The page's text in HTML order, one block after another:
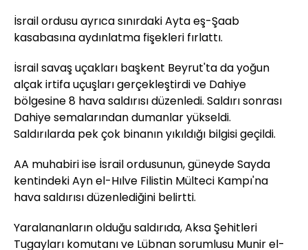
İsrail ordusu ayrıca sınırdaki Ayta eş-Şaab
kasabasına aydınlatma fişekleri fırlattı.
İsrail savaş uçakları başkent Beyrut'ta da yoğun
alçak irtifa uçuşları gerçekleştirdi ve Dahiye
bölgesine 8 hava saldırısı düzenledi. Saldırı sonrası
Dahiye semalarından dumanlar yükseldi.
Saldırılarda pek çok binanın yıkıldığı bilgisi geçildi.
AA muhabiri ise İsrail ordusunun, güneyde Sayda
kentindeki Ayn el-Hılve Filistin Mülteci Kampı'na
hava saldırısı düzenlediğini belirtti.
Yaralananların olduğu saldırıda, Aksa Şehitleri
Tugayları komutanı ve Lübnan sorumlusu Munir el-